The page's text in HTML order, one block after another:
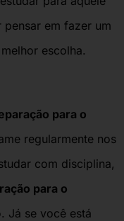
em fazer um
escolha.
para o
regularmente nos
com disciplina,
para o
Já se você está